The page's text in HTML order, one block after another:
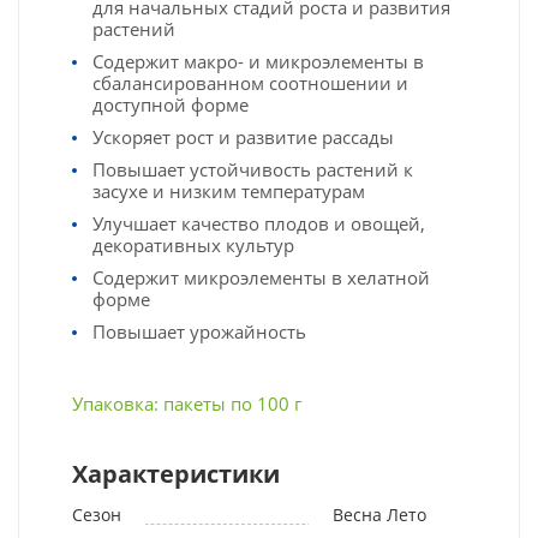
для начальных стадий роста и развития
растений
Содержит макро- и микроэлементы в
сбалансированном соотношении и
доступной форме
Ускоряет рост и развитие рассады
Повышает устойчивость растений к
засухе и низким температурам
Улучшает качество плодов и овощей,
декоративных культур
Содержит микроэлементы в хелатной
форме
Повышает урожайность
Упаковка: пакеты по 100 г
Характеристики
Сезон
Весна Лето